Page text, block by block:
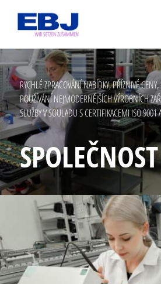
RYCHLÉ ZPRACOVÁNÍ NABÍDKY, PŘÍZNIVÉ
POUŽÍVÁNÍ NEJMODERNĚJŠÍCH VÝROBNÍCH
SLUŽBY V SOULADU S CERTIFIKACEMI ISO 9001